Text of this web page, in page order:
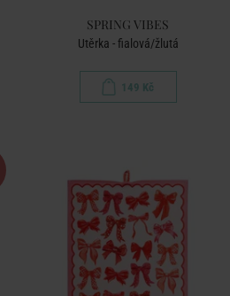
SPRING VIBES
Utěrka - fialová/žlutá
149 Kč